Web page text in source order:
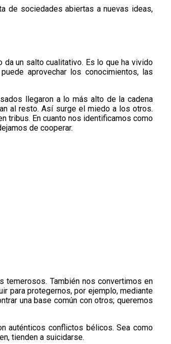
de sociedades abiertas a nuevas ideas,
un salto cualitativo. Es lo que ha vivido
aprovechar los conocimientos, las
llegaron a lo más alto de la cadena
al resto. Así surge el miedo a los otros.
tribus. En cuanto nos identificamos como
de cooperar.
temerosos. También nos convertimos en
para protegernos, por ejemplo, mediante
una base común con otros; queremos
auténticos conflictos bélicos. Sea como
tienden a suicidarse.